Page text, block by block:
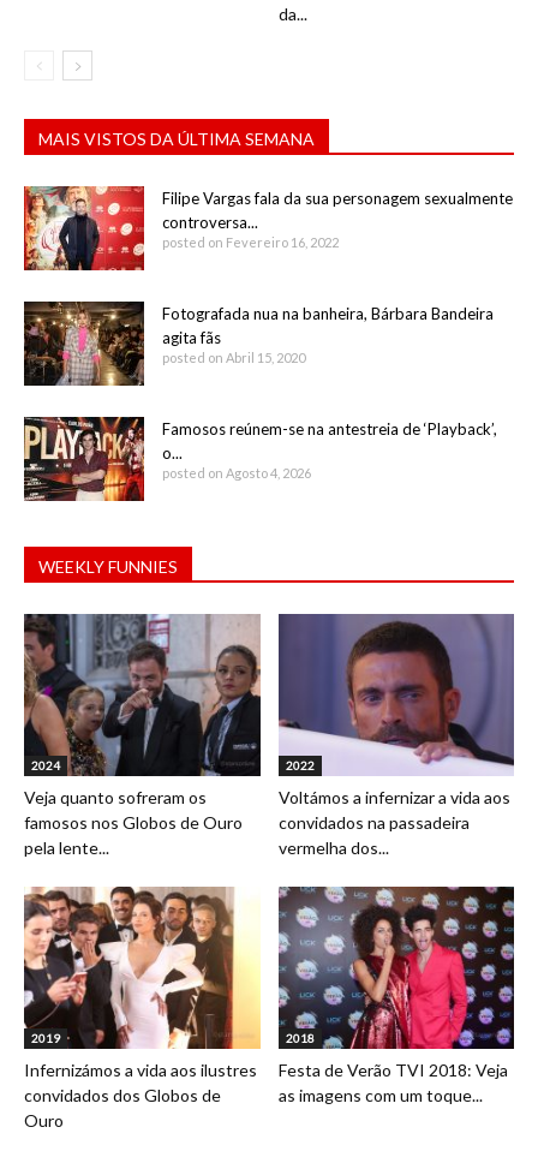
da...
MAIS VISTOS DA ÚLTIMA SEMANA
Filipe Vargas fala da sua personagem sexualmente
controversa...
posted on Fevereiro 16, 2022
Fotografada nua na banheira, Bárbara Bandeira
agita fãs
posted on Abril 15, 2020
Famosos reúnem-se na antestreia de ‘Playback’,
o...
posted on Agosto 4, 2026
WEEKLY FUNNIES
2024
Veja quanto sofreram os
famosos nos Globos de Ouro
pela lente...
2022
Voltámos a infernizar a vida aos
convidados na passadeira
vermelha dos...
2019
Infernizámos a vida aos ilustres
convidados dos Globos de
Ouro
2018
Festa de Verão TVI 2018: Veja
as imagens com um toque...